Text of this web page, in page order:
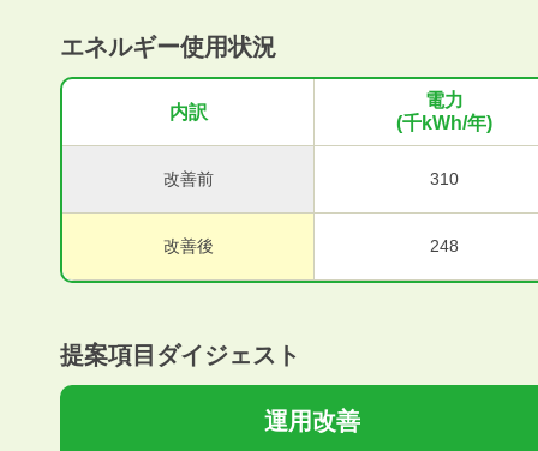
エネルギー使用状況
内訳
電力
(千kWh/年)
改善前 310
改善後 248
提案項目ダイジェスト
運用改善